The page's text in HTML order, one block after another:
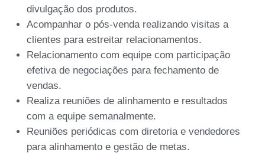
divulgação dos produtos.
Acompanhar o pós-venda realizando visitas a
clientes para estreitar relacionamentos.
Relacionamento com equipe com participação
efetiva de negociações para fechamento de
vendas.
Realiza reuniões de alinhamento e resultados
com a equipe semanalmente.
Reuniões periódicas com diretoria e vendedores
para alinhamento e gestão de metas.